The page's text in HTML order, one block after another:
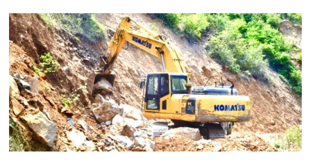
विज्ञान
प्रविधि
खेलकुद
अन्य